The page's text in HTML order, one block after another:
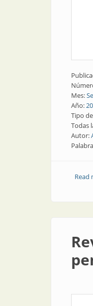
Mes:
Año:
Tipo
Todas
Autor:
Read